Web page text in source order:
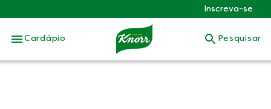
Skip to:
Inscreva-se
Cardápio Pesquisar